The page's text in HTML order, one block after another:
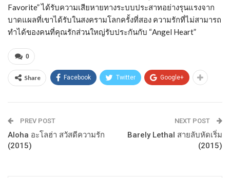
Favorite” ได้รับความเสียหายทางระบบประสาทอย่างรุนแรงจาก
บาดแผลที่เขาได้รับในสงครามโลกครั้งที่สอง ความรักที่ไม่สามารถ
ทำได้ของคนที่คุณรักส่วนใหญ่รับประกันกับ “Angel Heart”
0
Share Facebook Twitter Google+
PREV POST
Aloha อะโลฮ่า สวัสดีความรัก
(2015)
NEXT POST
Barely Lethal สายลับหัดเริ่ม
(2015)